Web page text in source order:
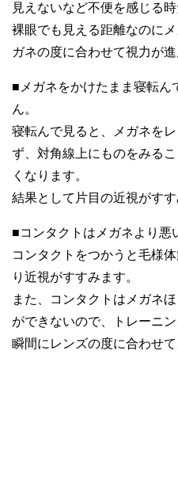
見えないなど不便を感じる
裸眼でも見える距離なのに
ガネの度に合わせて視力が進
■メガネをかけたまま寝転ん
ん。
寝転んで見ると、メガネを
ず、対角線上にものをみる
くなります。
結果として片目の近視がすす
■コンタクトはメガネより悪
コンタクトをつかうと毛様
り近視がすすみます。
また、コンタクトはメガネ
ができないので、トレーニ
瞬間にレンズの度に合わせて